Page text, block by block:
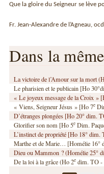
Que la gloire du Seigneur se lève
Fr. Jean-Alexandre de l’Agneau,
Dans la
La victoire de l’Amour sur la mort
Le pharisien et le publicain [Ho
« Le joyeux message de la Croix »
« Viens, Seigneur Jésus » [Ho 7e
D’étranges plongées [Ho 20° dim.
Glorifier son nom [Ho 5e Dim.
L’instinct de propriété [Ho 18° dim.
Marthe et de Marie… [Homélie 16°
Dieu ou Mammon ? (Homélie 25°
De la loi à la grâce (Ho 2e dim. TO -